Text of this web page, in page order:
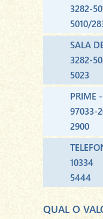
3282-
5010/
SALA
3282-
5023
PRIME
97033-
2900
10334
5444
QUAL O